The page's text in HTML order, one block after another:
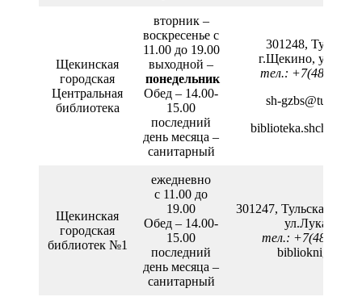
Щекинская
городская
Центральная
библиотека
вторник –
воскресенье с
11.00 до 19.00
выходной –
понедельник
Обед – 14.00-
15.00
последний
день месяца –
санитарный
301248,
г.Щекино,
тел.: +7(48751)
sh-
Щекинская
городская
библиотек №1
ежедневно
с 11.00 до
19.00
Обед – 14.00-
15.00
последний
день месяца –
санитарный
301247, Тульская
ул.Лукашина,
тел.: +7(48751)